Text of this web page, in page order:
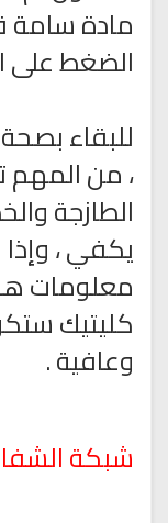
مادة سامة
الضغط على
للبقاء
، من المهم
الطازجة
يكفي ،
معلومات
كليتيك
وعافية .
شبكة